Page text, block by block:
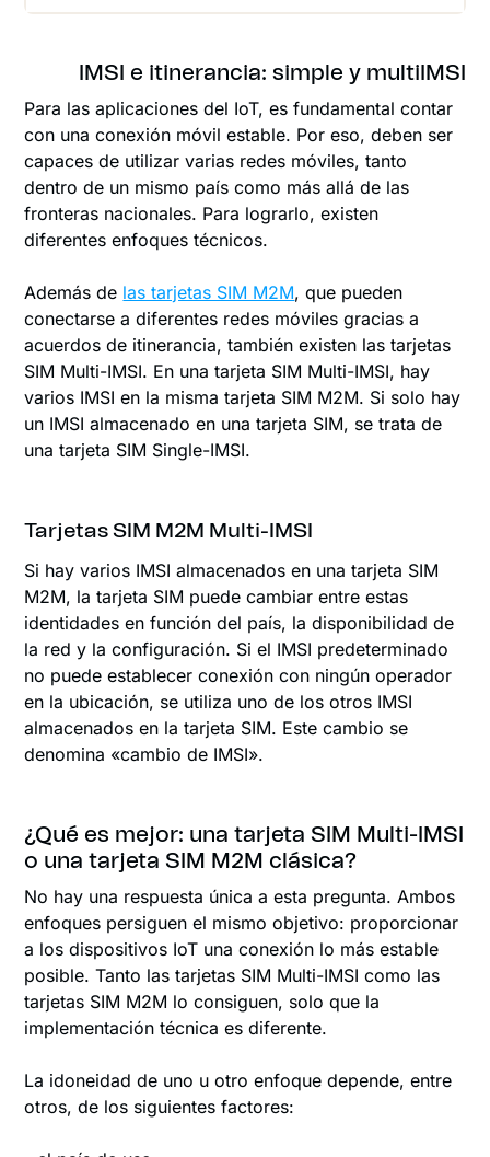
IMSI e itinerancia: simple y multiIMSI
Para las aplicaciones del IoT, es fundamental contar
con una conexión móvil estable. Por eso, deben ser
capaces de utilizar varias redes móviles, tanto
dentro de un mismo país como más allá de las
fronteras nacionales. Para lograrlo, existen
diferentes enfoques técnicos.
Además de las tarjetas SIM M2M, que pueden
conectarse a diferentes redes móviles gracias a
acuerdos de itinerancia, también existen las tarjetas
SIM Multi-IMSI. En una tarjeta SIM Multi-IMSI, hay
varios IMSI en la misma tarjeta SIM M2M. Si solo hay
un IMSI almacenado en una tarjeta SIM, se trata de
una tarjeta SIM Single-IMSI.
Tarjetas SIM M2M Multi-IMSI
Si hay varios IMSI almacenados en una tarjeta SIM
M2M, la tarjeta SIM puede cambiar entre estas
identidades en función del país, la disponibilidad de
la red y la configuración. Si el IMSI predeterminado
no puede establecer conexión con ningún operador
en la ubicación, se utiliza uno de los otros IMSI
almacenados en la tarjeta SIM. Este cambio se
denomina «cambio de IMSI».
¿Qué es mejor: una tarjeta SIM Multi-IMSI
o una tarjeta SIM M2M clásica?
No hay una respuesta única a esta pregunta. Ambos
enfoques persiguen el mismo objetivo: proporcionar
a los dispositivos IoT una conexión lo más estable
posible. Tanto las tarjetas SIM Multi-IMSI como las
tarjetas SIM M2M lo consiguen, solo que la
implementación técnica es diferente.
La idoneidad de uno u otro enfoque depende, entre
otros, de los siguientes factores: